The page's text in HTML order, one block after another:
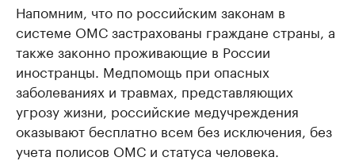
Напомним, что по российским законам в
системе ОМС застрахованы граждане страны, а
также законно проживающие в России
иностранцы. Медпомощь при опасных
заболеваниях и травмах, представляющих
угрозу жизни, российские медучреждения
оказывают бесплатно всем без исключения, без
учета полисов ОМС и статуса человека.